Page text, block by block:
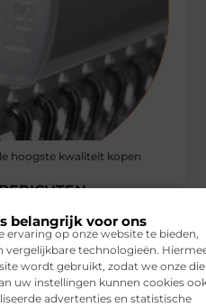
belangrijk voor ons
op onze website te bieden,
vergelijkbare technologieën.
wordt gebruikt, zodat we onze
uw instellingen kunnen cookies
advertenties en statistische
hoogste kwaliteit kopen
vakantiepark
een vakantiepark?
slim en breid je later uit